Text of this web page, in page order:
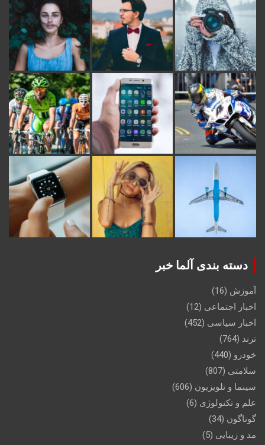
دسته بندی آلما خبر
آموزش (16)
اخبار اجتماعی (12)
اخبار سیاسی (452)
ترند (764)
خودرو (440)
سلامتی (807)
سینما و تلویزیون (606)
علم و تکنولوژی (6)
گوناگون (34)
مد و زیبایی (5)